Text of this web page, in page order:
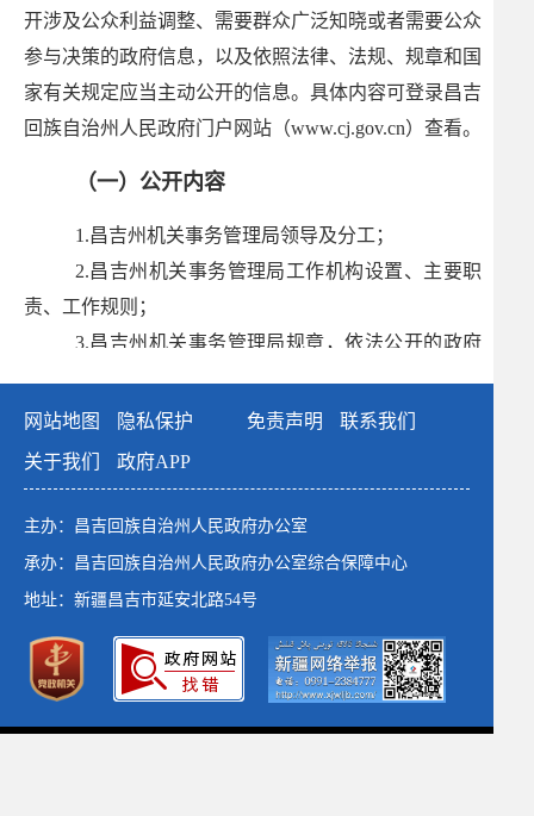
开涉及公众利益调整、需要群众广泛知晓或者需要公众
参与决策的政府信息，以及依照法律、法规、规章和国
家有关规定应当主动公开的信息。具体内容可登录昌吉
回族自治州人民政府门户网站（www.cj.gov.cn）查看。
（一）公开内容
1.昌吉州机关事务管理局领导及分工；
2.昌吉州机关事务管理局工作机构设置、主要职
责、工作规则；
3.昌吉州机关事务管理局规章，依法公开的政府
4.昌吉州机关事务管理局重要会议主要内容、重
点工作、等；
5.昌吉州机关事务管理局专项规划、统计信息
等；
6.财政预决算、政府集中采购、行政事业性收费
等；
8.其他需要公开的政府信息。
网站地图 隐私保护 免责声明
联系我们
关于我们
政府APP
主办：昌吉回族自治州人民政府办公室
承办：昌吉回族自治州人民政府办公室综合保障中心
地址：新疆昌吉市延安北路54号